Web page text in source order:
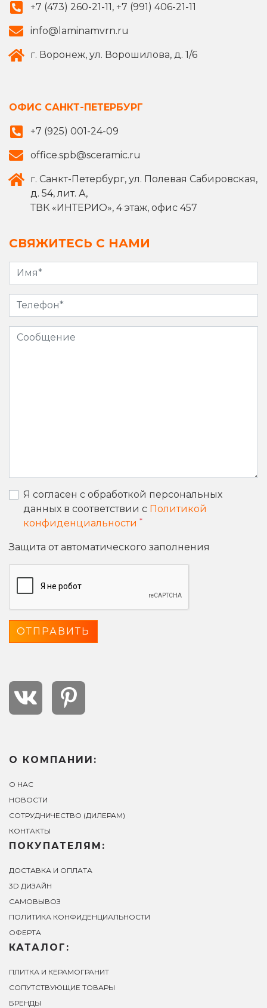
+7 (473) 260-21-11, +7 (991) 406-21-11
info@laminamvrn.ru
г. Воронеж, ул. Ворошилова, д. 1/6
ОФИС САНКТ-ПЕТЕРБУРГ
+7 (925) 001-24-09
office.spb@sceramic.ru
г. Санкт-Петербург, ул. Полевая Сабировская,
д. 54, лит. А,
ТВК «ИНТЕРИО», 4 этаж, офис 457
СВЯЖИТЕСЬ С НАМИ
Я согласен с обработкой персональных
данных в соответствии с Политикой
конфиденциальности *
Защита от автоматического заполнения
О КОМПАНИИ:
О НАС
НОВОСТИ
СОТРУДНИЧЕСТВО (ДИЛЕРАМ)
КОНТАКТЫ
ПОКУПАТЕЛЯМ:
ДОСТАВКА И ОПЛАТА
3D ДИЗАЙН
САМОВЫВОЗ
ПОЛИТИКА КОНФИДЕНЦИАЛЬНОСТИ
ОФЕРТА
КАТАЛОГ:
ПЛИТКА И КЕРАМОГРАНИТ
СОПУТСТВУЮЩИЕ ТОВАРЫ
БРЕНДЫ